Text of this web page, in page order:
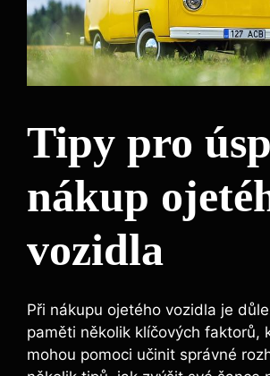
Tipy pro
nákup
vozidla
Při nákupu ojetého vozidla je
paměti několik klíčových faktorů,
mohou pomoci učinit správné